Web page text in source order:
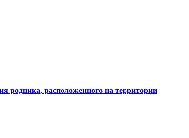
родника, расположенного на территории